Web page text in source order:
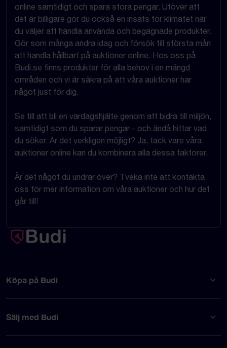
online samtidigt och spara stora pengar. Utöver att
det är billigare gör du också en insats för klimatet när
du väljer att handla använda och begagnade produkter.
Gör som många andra idag och försök till största mån
att handla hållbart på auktioner online. Hos oss på
Budi.se finns produkter för alla behov i en mängd
områden och vi är säkra på att våra auktioner har
något just för dig.
Se till att bli en vardagshjälte genom att bidra till miljön,
samtidigt som du sparar pengar - och ändå hittar vad
du söker. Är det verkligen möjligt? Ja, tack vare våra
auktioner online kan du kombinera alla dessa faktorer.
Är det något du undrar över? Tveka inte att kontakta
oss för mer information om våra auktioner och hur det
går till!
Köpa på Budi
Sälj med Budi